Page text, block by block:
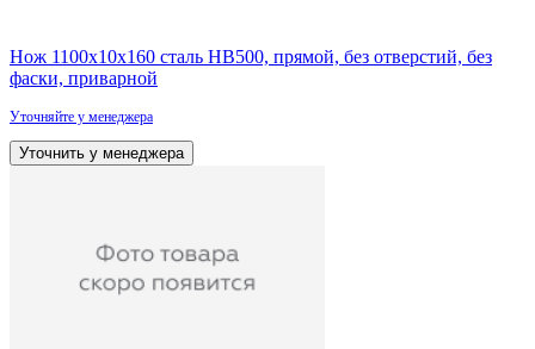
Нож 1100х10х160 сталь HB500, прямой, без отверстий, без
фаски, приварной
Уточняйте у менеджера
Уточнить у менеджера